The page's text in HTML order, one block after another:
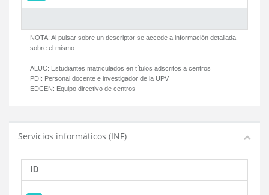
NOTA: Al pulsar sobre un descriptor se accede a información detallada
sobre el mismo.
ALUC: Estudiantes matriculados en títulos adscritos a centros
PDI: Personal docente e investigador de la UPV
EDCEN: Equipo directivo de centros
Servicios informáticos (INF)
ID